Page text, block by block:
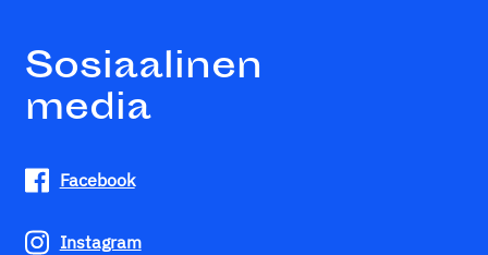
Sosiaalinen
media
Facebook
Instagram